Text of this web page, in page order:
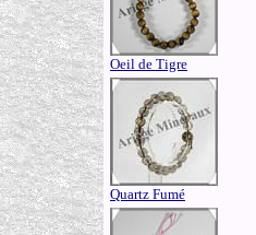
Oeil de Tigre
Quartz Fumé